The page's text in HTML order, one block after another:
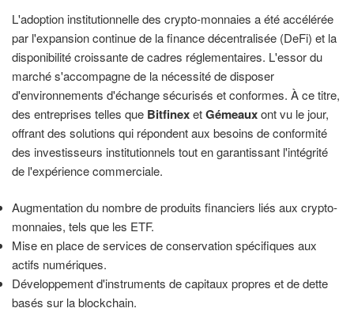
L'adoption institutionnelle des crypto-monnaies a été accélérée
par l'expansion continue de la finance décentralisée (DeFi) et la
disponibilité croissante de cadres réglementaires. L'essor du
marché s'accompagne de la nécessité de disposer
d'environnements d'échange sécurisés et conformes. À ce titre,
des entreprises telles que BitfinexetGémeauxont vu le jour,
offrant des solutions qui répondent aux besoins de conformité
des investisseurs institutionnels tout en garantissant l'intégrité
de l'expérience commerciale.
Augmentation du nombre de produits financiers liés aux crypto-
monnaies, tels que les ETF.
Mise en place de services de conservation spécifiques aux
actifs numériques.
Développement d'instruments de capitaux propres et de dette
basés sur la blockchain.